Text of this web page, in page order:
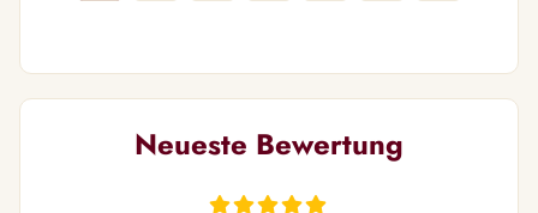
Neueste Bewertung